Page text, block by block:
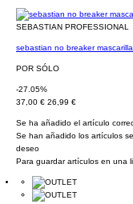
SEBASTIAN PROFESSIONAL
sebastian no breaker
POR SÓLO
-27.05%
37,00 € 26,99 €
Se ha añadido el artículo
Se han añadido los artículos
deseo
Para guardar artículos en una